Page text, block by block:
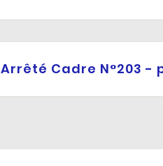
Arrêté Cadre N°203 -